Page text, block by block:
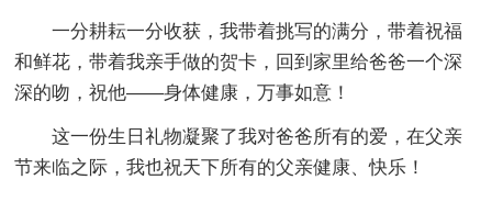
一分耕耘一分收获，我带着挑写的满分，带着祝福
和鲜花，带着我亲手做的贺卡，回到家里给爸爸一个深
深的吻，祝他——身体健康，万事如意！
这一份生日礼物凝聚了我对爸爸所有的爱，在父亲
节来临之际，我也祝天下所有的父亲健康、快乐！